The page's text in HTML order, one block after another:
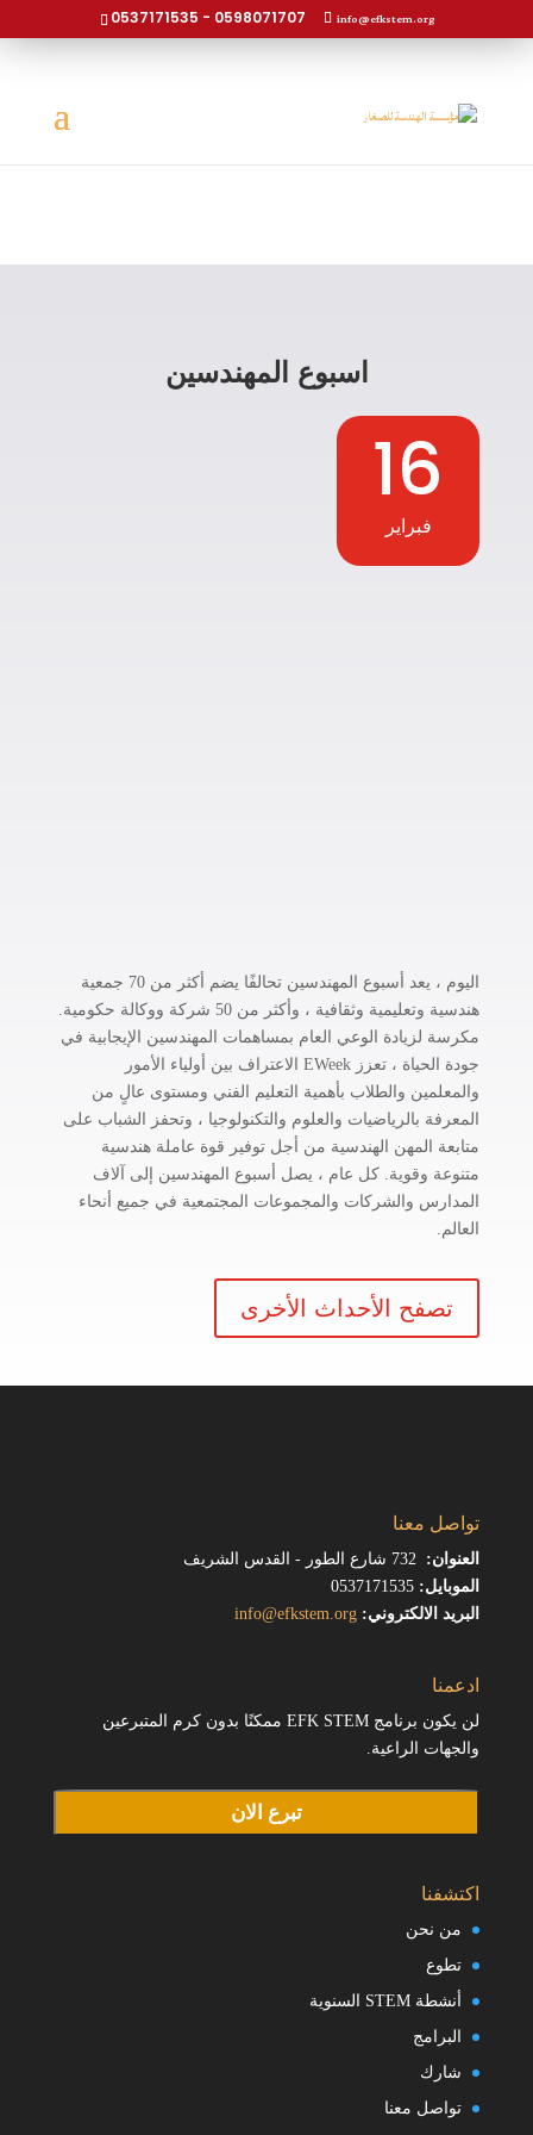
0537171535 - 0598071707 info@efkstem.org
اسبوع المهندسين
16
فبراير
اليوم ، يعد أسبوع المهندسين تحالفًا يضم أكثر من 70 جمعية
هندسية وتعليمية وثقافية ، وأكثر من 50 شركة ووكالة حكومية.
مكرسة لزيادة الوعي العام بمساهمات المهندسين الإيجابية في
جودة الحياة ، تعزز EWeek الاعتراف بين أولياء الأمور
والمعلمين والطلاب بأهمية التعليم الفني ومستوى عالٍ من
المعرفة بالرياضيات والعلوم والتكنولوجيا ، وتحفز الشباب على
متابعة المهن الهندسية من أجل توفير قوة عاملة هندسية
متنوعة وقوية. كل عام ، يصل أسبوع المهندسين إلى آلاف
المدارس والشركات والمجموعات المجتمعية في جميع أنحاء
العالم.
تصفح الأحداث الأخرى
تواصل معنا
العنوان:
الموبايل:
البريد الالكتروني: info@efkstem.org
ادعمنا
لن يكون برنامج EFK STEM ممكنًا بدون كرم المتبرعين
والجهات الراعية.
تبرع الان
اكتشفنا
من نحن
تطوع
أنشطة STEM السنوية
البرامج
شارك
تواصل معنا